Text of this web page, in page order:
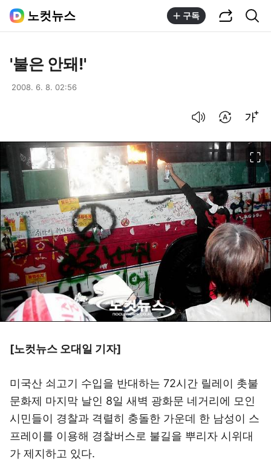
노컷뉴스 구독
'불은 안돼!'
2008. 6. 8. 02:56
[노컷뉴스 오대일 기자]
미국산 쇠고기 수입을 반대하는 72시간 릴레이 촛불
문화제 마지막 날인 8일 새벽 광화문 네거리에 모인
시민들이 경찰과 격렬히 충돌한 가운데 한 남성이 스
프레이를 이용해 경찰버스로 불길을 뿌리자 시위대
가 제지하고 있다.